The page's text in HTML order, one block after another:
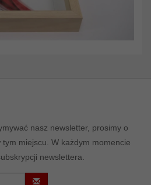
nasz newsletter, prosimy o
miejscu. W każdym momencie
newslettera.